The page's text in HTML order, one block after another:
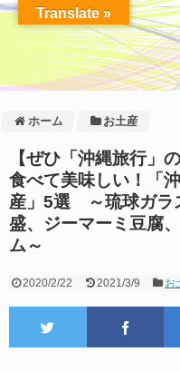
ホーム お土産
【ぜひ「沖縄旅行」
食べて美味しい！「
産」5選 ～琉球ガラ
盛、ジーマーミ豆腐
ム～
2020/2/22 2021/3/9 お
Translate »